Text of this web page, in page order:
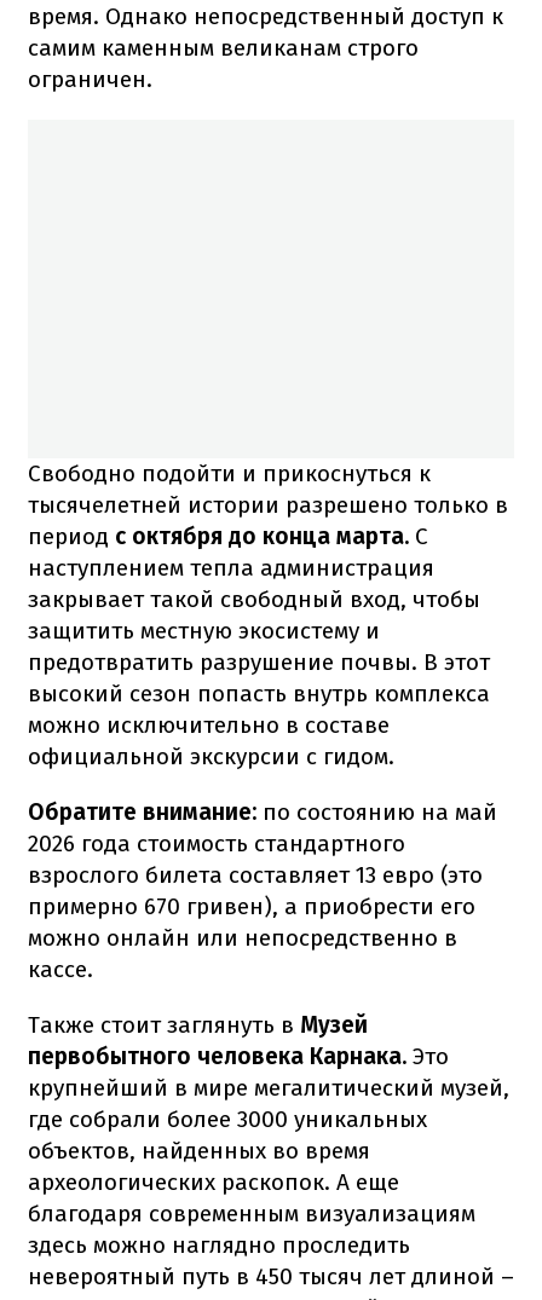
время. Однако непосредственный доступ к
самим каменным великанам строго
ограничен.
Свободно подойти и прикоснуться к
тысячелетней истории разрешено только в
период с октября до конца марта. С
наступлением тепла администрация
закрывает такой свободный вход, чтобы
защитить местную экосистему и
предотвратить разрушение почвы. В этот
высокий сезон попасть внутрь комплекса
можно исключительно в составе
официальной экскурсии с гидом.
Обратите внимание: по состоянию на май
2026 года стоимость стандартного
взрослого билета составляет 13 евро (это
примерно 670 гривен), а приобрести его
можно онлайн или непосредственно в
кассе.
Также стоит заглянуть в Музей
первобытного человека Карнака. Это
крупнейший в мире мегалитический музей,
где собрали более 3000 уникальных
объектов, найденных во время
археологических раскопок. А еще
благодаря современным визуализациям
здесь можно наглядно проследить
невероятный путь в 450 тысяч лет длиной –